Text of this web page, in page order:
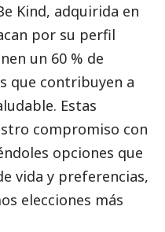
Kind, adquirida en
por su perfil
un 60 % de
que contribuyen a
Estas
compromiso con
opciones que
vida y preferencias,
elecciones más